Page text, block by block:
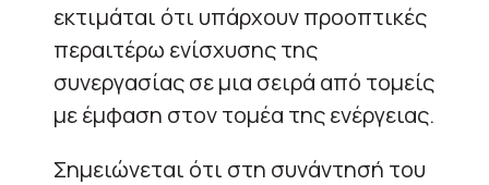
εκτιμάται ότι υπάρχουν προοπτικές
περαιτέρω ενίσχυσης της
συνεργασίας σε μια σειρά από τομείς
με έμφαση στον τομέα της ενέργειας.
Σημειώνεται ότι στη συνάντησή του